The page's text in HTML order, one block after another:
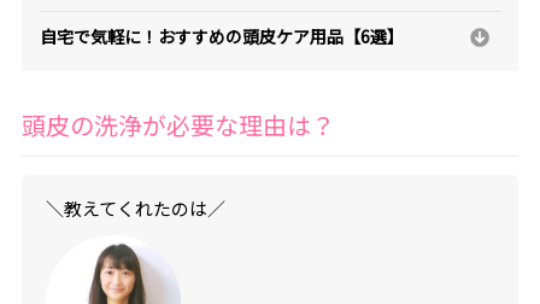
自宅で気軽に！おすすめの頭皮ケア用品【6選】
頭皮の洗浄が必要な理由は？
＼教えてくれたのは／